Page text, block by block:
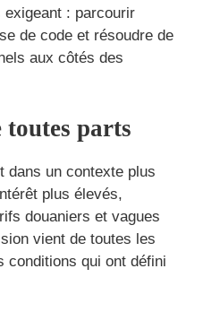
exigeant : parcourir
de code et résoudre de
aux côtés des
toutes parts
dans un contexte plus
plus élevés,
douaniers et vagues
vient de toutes les
conditions qui ont défini